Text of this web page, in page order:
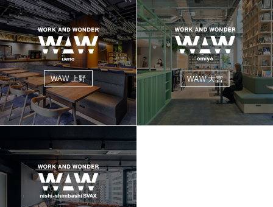
WAW 上野 WAW 大宮